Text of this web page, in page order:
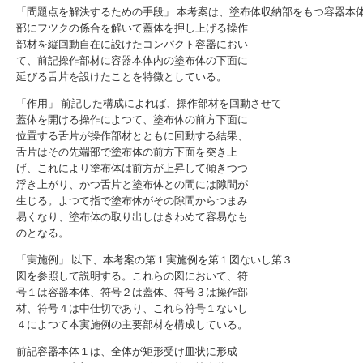
「問題点を解決するための手段」 本考案は、塗布体収納部をもつ容器本
部にフツクの係合を解いて蓋体を押し上げる操作
部材を縦回動自在に設けたコンパクト容器におい
て、前記操作部材に容器本体内の塗布体の下面に
延びる舌片を設けたことを特徴としている。
「作用」 前記した構成によれば、操作部材を回動させて
蓋体を開ける操作によつて、塗布体の前方下面に
位置する舌片が操作部材とともに回動する結果、
舌片はその先端部で塗布体の前方下面を突き上
げ、これにより塗布体は前方が上昇して傾きつつ
浮き上がり、かつ舌片と塗布体との間には隙間が
生じる。よつて指で塗布体がその隙間からつまみ
易くなり、塗布体の取り出しはきわめて容易なも
のとなる。
「実施例」 以下、本考案の第１実施例を第１図ないし第３
図を参照して説明する。これらの図において、符
号１は容器本体、符号２は蓋体、符号３は操作部
材、符号４は中仕切であり、これら符号１ないし
４によつて本実施例の主要部材を構成している。
前記容器本体１は、全体が矩形受け皿状に形成